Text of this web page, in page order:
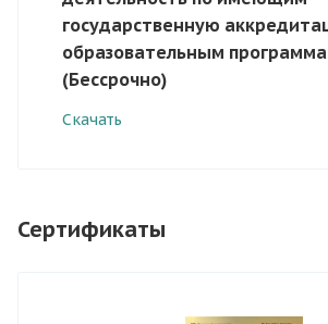
государственную
образовательным
(Бессрочно)
Скачать
Сертификаты